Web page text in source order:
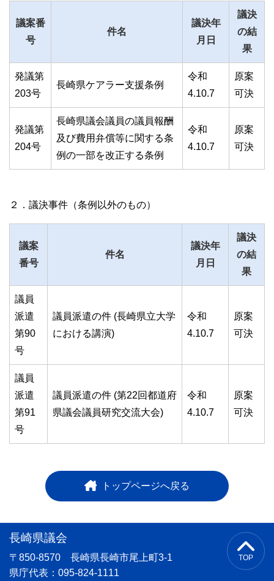
議案番
号
件名
議決年
月日
議決
の結
果
発議第
203号
長崎県ケアラー支援条例
令和
4.10.7
原案
可決
発議第
204号
長崎県議会議員の議員報酬
及び費用弁償等に関する条
例の一部を改正する条例
令和
4.10.7
原案
可決
２．議決事件（条例以外のもの）
議案
番号
件名
議決年
月日
議決
の結
果
議員
派遣
第90
号
議員派遣の件 (長崎県立大学
における講演)
令和
4.10.7
原案
可決
議員
派遣
第91
号
議員派遣の件 (第22回都道府
県議会議員研究交流大会)
令和
4.10.7
原案
可決
トップページへ戻る
TOP
長崎県議会
〒850-8570 長崎県長崎市尾上町3-1
県庁代表：095-824-1111